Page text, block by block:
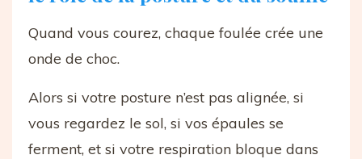
Quand vous courez, chaque foulée crée une
onde de choc.
Alors si votre posture n’est pas alignée, si
vous regardez le sol, si vos épaules se
ferment, et si votre respiration bloque dans